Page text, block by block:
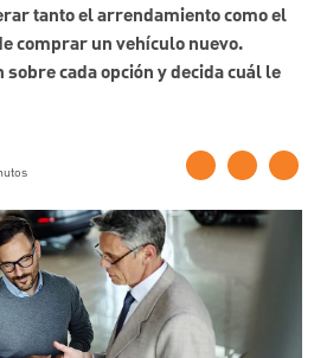
tanto el arrendamiento como el
comprar un vehículo nuevo.
cada opción y decida cuál le